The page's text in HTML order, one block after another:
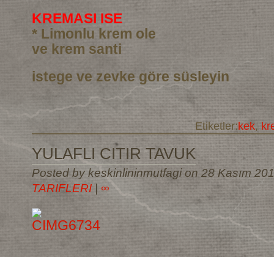
KREMASI ISE
* Limonlu krem ole
ve krem santi
istege ve zevke göre süsleyin
Etiketler:kek,
YULAFLI CITIR TAVUK
Posted by keskinlininmutfagi on 28 Kasım
TARIFLERI
∞